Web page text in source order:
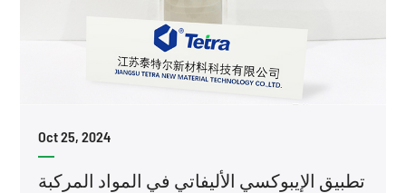
Oct 25, 2024
تطبيق الإيبوكسي الأليفاتي في المواد المركبة